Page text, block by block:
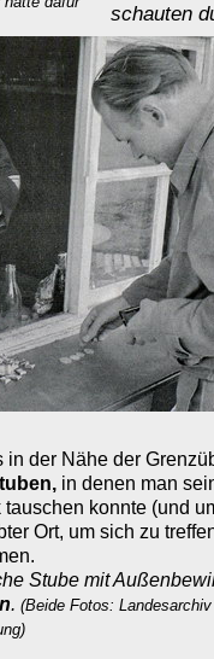
schauten
in der Nähe der
in denen man
konnte (und
Ort, um sich zu
Stube mit
. (Beide Fotos: